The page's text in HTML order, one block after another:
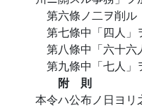
第六條ノ二ヲ削ル
第七條中「四人」
第八條中「六十六
第九條中「七人」
附 則
本令ハ公布ノ日ヨリ